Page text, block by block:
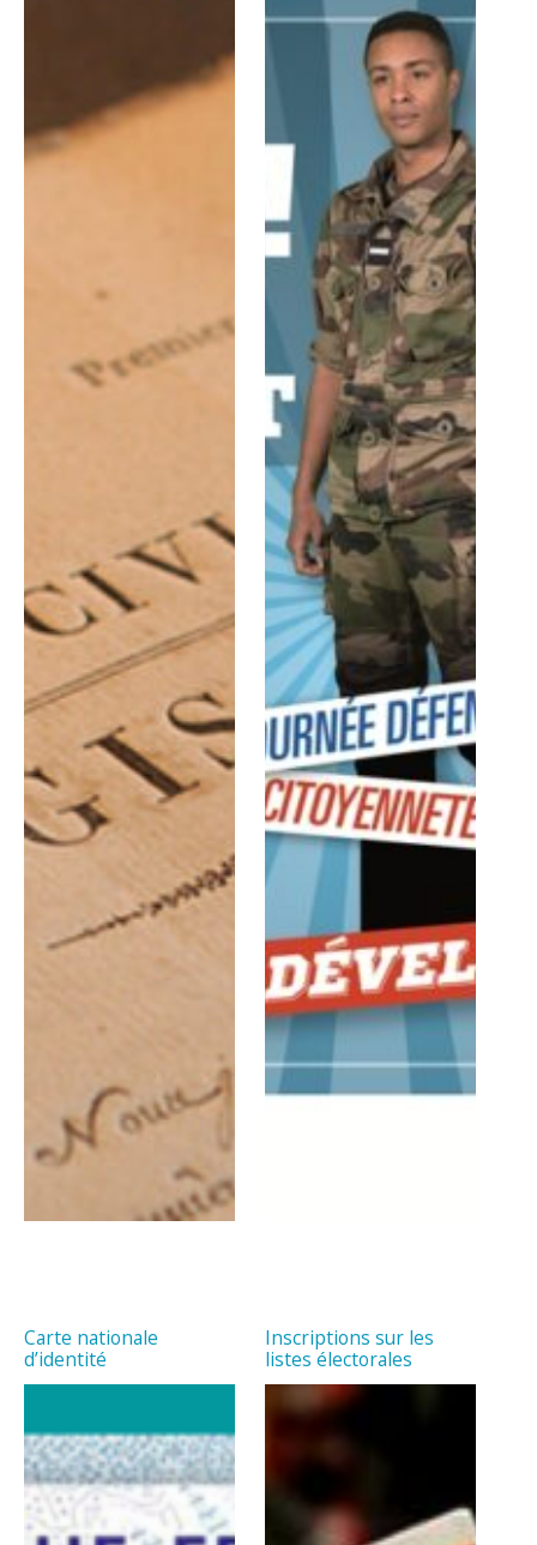
Carte nationale
d’identité
Inscriptions sur les
listes électorales